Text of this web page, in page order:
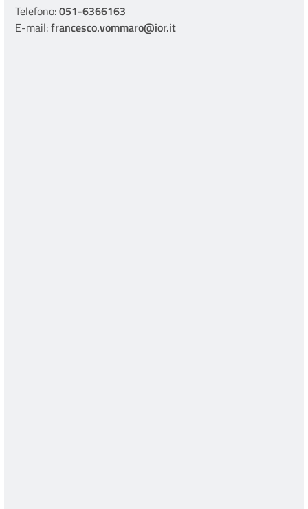
Telefono:051-6366163
E-mail:francesco.vommaro@ior.it